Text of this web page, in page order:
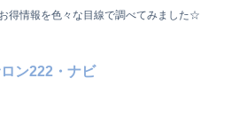
得情報を色々な目線で調べてみました☆
ン222・ナビ